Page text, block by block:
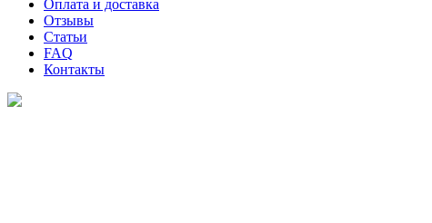
Оплата и доставка
Отзывы
Статьи
FAQ
Контакты